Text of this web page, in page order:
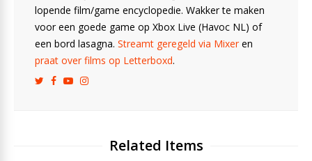
lopende film/game encyclopedie. Wakker te maken
voor een goede game op Xbox Live (Havoc NL) of
een bord lasagna. Streamt geregeld via Mixeren
praat over films op Letterboxd.
Related Items